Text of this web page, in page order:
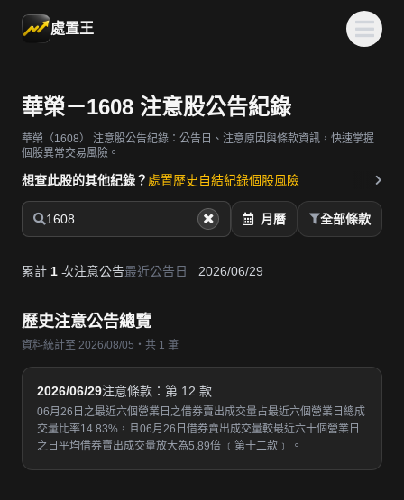
處置王
華榮－1608 注意股公告紀錄
華榮（1608）
注意股公告紀錄：公告日、注意原因與條款資訊，快速掌握
個股異常交易風險。
想查此股的其他紀錄？ 處置歷史自結紀錄個股風險
1608 月曆 全部條款
累計 1 次注意公告最近公告日 2026/06/29
歷史注意公告總覽
資料統計至 2026/08/05・共 1 筆
2026/06/29注意條款：第 12 款
06月26日之最近六個營業日之借券賣出成交量占最近六個營業日總成
交量比率14.83%，且06月26日借券賣出成交量較最近六十個營業日
之日平均借券賣出成交量放大為5.89倍 ﹝第十二款﹞ 。